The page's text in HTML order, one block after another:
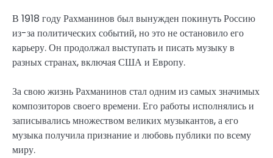
В 1918 году Рахманинов был вынужден покинуть Россию
из-за политических событий, но это не остановило его
карьеру. Он продолжал выступать и писать музыку в
разных странах, включая США и Европу.
За свою жизнь Рахманинов стал одним из самых значимых
композиторов своего времени. Его работы исполнялись и
записывались множеством великих музыкантов, а его
музыка получила признание и любовь публики по всему
миру.